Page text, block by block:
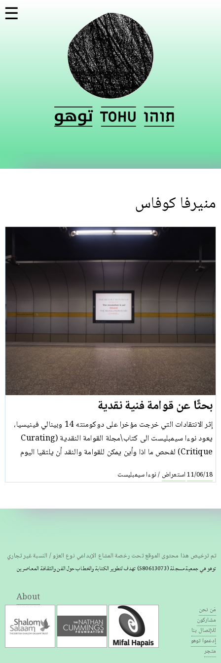
الرئيسي
☰
منيرفا كوفاس
بحثًا عن قوامة فنية نقدية
إثر الانتقادات التي خرجت مؤخرا على دوكومنته 14 وبينالي فينيسيا،
يعود نوءا سيمبليست الى كتاب\مجلة القوامة النقدية (Curating
Critique) لفحص ما اذا وأين يمكن للقوامة والنقد أن يلتقيا اليوم
11/06/18استعراض /نوءا سيمبليست
تم ترخيص هذا محتوى الموقع تحت رخصة المشاع الإبداعي نوع العزو / النسبة غير تجاري
توهو هي جمعية مسجلة(580613073) تهدف لتطوير الكتابة والخطاب حول الفن والثقافة المعاصرين
About
مَن نحن
مشاركون
للإتصال بنا
إدعموا توهو
متجر